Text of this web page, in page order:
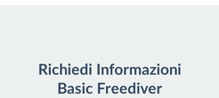
Richiedi Informazioni
Basic Freediver